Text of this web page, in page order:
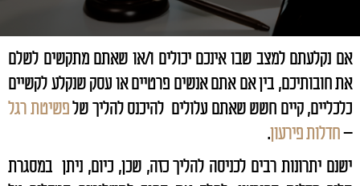
אם נקלעתם למצב שבו אינכם יכולים ו/או שאתם מתקשים לשלם
את חובותיכם, בין אם אתם אנשים פרטיים או עסק שנקלע לקשיים
כלכליים, קיים חשש שאתם עלולים להיכנס להליך שלפשיטת רגל
–חדלות פירעון.
ישנם יתרונות רבים לכניסה להליך כזה, שכן, כיום, ניתן במסגרת